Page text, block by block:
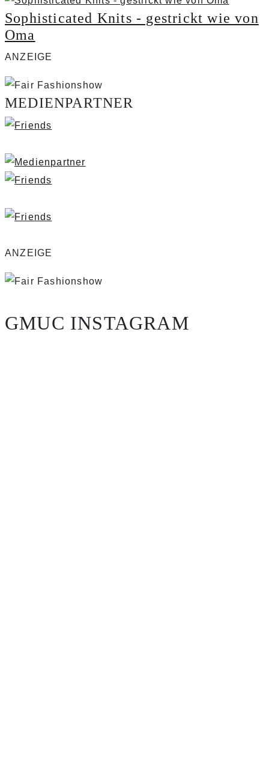
Sophisticated Knits - gestrickt wie von
Oma
ANZEIGE
MEDIENPARTNER
ANZEIGE
GMUC INSTAGRAM